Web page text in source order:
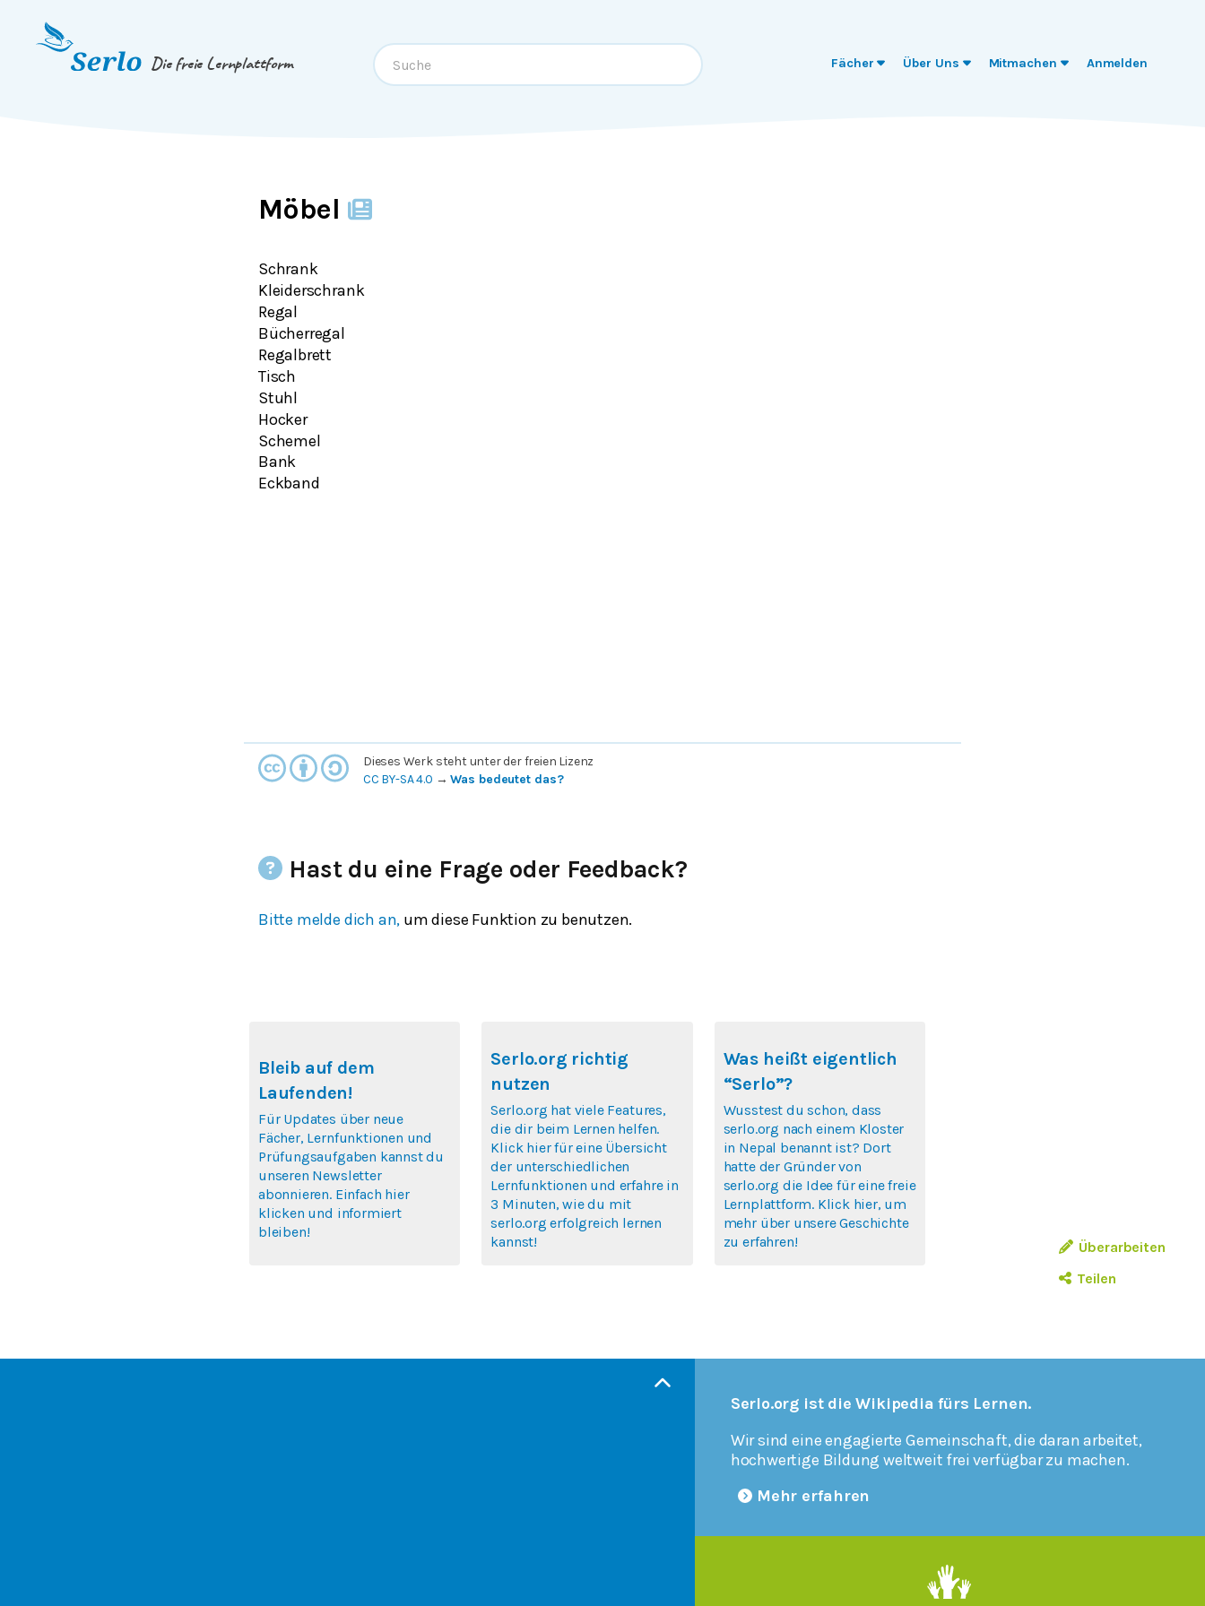
Springe zum
Die freie Lernplattform Fächer Über Uns Mitmachen Anmelden
Möbel
Schrank
Kleiderschrank
Regal
Bücherregal
Regalbrett
Tisch
Stuhl
Hocker
Schemel
Bank
Eckband
Überarbeiten
Teilen
Dieses Werk steht unter der freien Lizenz
CC BY-SA 4.0 →Was bedeutet das?
Hast du eine Frage oder Feedback?
Bitte melde dich an, um diese Funktion zu benutzen.
Bleib auf dem
Laufenden!
Für Updates über neue
Fächer, Lernfunktionen und
Prüfungsaufgaben kannst du
unseren Newsletter
abonnieren. Einfach hier
klicken und informiert
bleiben!
Serlo.org richtig
nutzen
Serlo.org hat viele Features,
die dir beim Lernen helfen.
Klick hier für eine Übersicht
der unterschiedlichen
Lernfunktionen und erfahre in
3 Minuten, wie du mit
serlo.org erfolgreich lernen
kannst!
Was heißt eigentlich
“Serlo”?
Wusstest du schon, dass
serlo.org nach einem Kloster
in Nepal benannt ist? Dort
hatte der Gründer von
serlo.org die Idee für eine freie
Lernplattform. Klick hier, um
mehr über unsere Geschichte
zu erfahren!
Serlo.org ist die Wikipedia fürs Lernen.
Wir sind eine engagierte Gemeinschaft, die daran arbeitet,
hochwertige Bildung weltweit frei verfügbar zu machen.
Mehr erfahren